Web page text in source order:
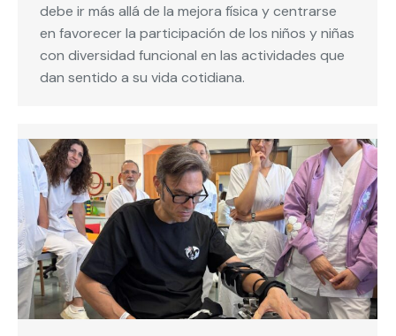
debe ir más allá de la mejora física y centrarse
en favorecer la participación de los niños y niñas
con diversidad funcional en las actividades que
dan sentido a su vida cotidiana.